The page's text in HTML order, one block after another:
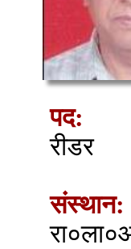
पद:
रीडर
संस्थान: